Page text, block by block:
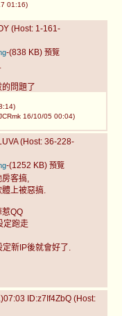
01:16)
(Host: 1-161-
-(838 KB) 預覽
問題了
16/10/05 00:04)
(Host: 36-228-
-(1252 KB) 預覽
房客搞,
上被惡搞.
QQ
定跑走
新IP後就會好了.
ID:z7If4ZbQ (Host: